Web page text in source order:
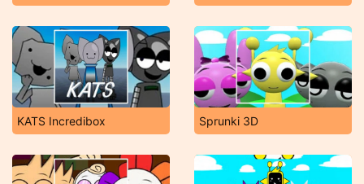
KATS Incredibox Sprunki 3D